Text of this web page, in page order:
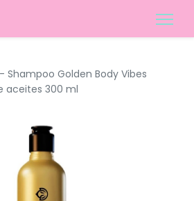
Shampoo Golden Body Vibes
aceites 300 ml